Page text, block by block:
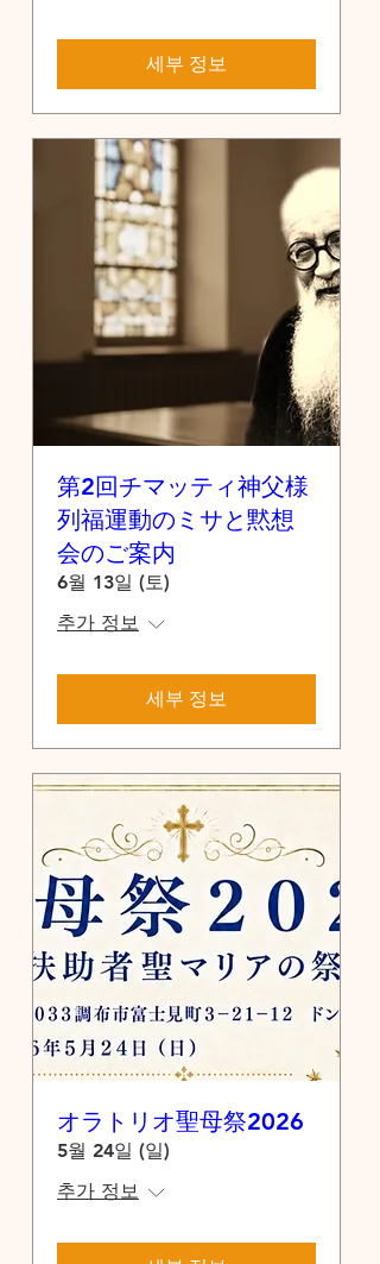
세부 정보
第2回チマッティ神父様
列福運動のミサと黙想
会のご案内
6월 13일 (토)
추가 정보
세부 정보
オラトリオ聖母祭2026
5월 24일 (일)
추가 정보